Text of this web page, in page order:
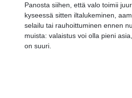
Panosta siihen, että valo toimii
kyseessä sitten iltalukeminen,
selailu tai rauhoittuminen ennen
muista: valaistus voi olla pieni
on suuri.